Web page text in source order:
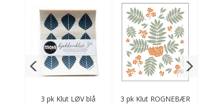
3 pk Klut LØV blå 3 pk Klut ROGNEBÆR